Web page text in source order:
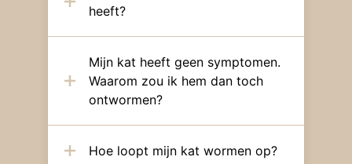
heeft?
Mijn kat heeft geen symptomen.
Waarom zou ik hem dan toch
ontwormen?
Hoe loopt mijn kat wormen op?